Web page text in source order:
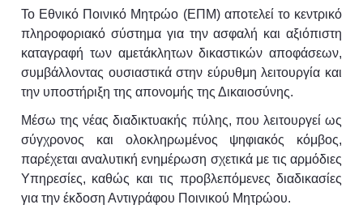
Το Εθνικό Ποινικό Μητρώο (EΠΜ) αποτελεί το κεντρικό
πληροφοριακό σύστημα για την ασφαλή και αξιόπιστη
καταγραφή των αμετάκλητων δικαστικών αποφάσεων,
συμβάλλοντας ουσιαστικά στην εύρυθμη λειτουργία και
την υποστήριξη της απονομής της Δικαιοσύνης.
Μέσω της νέας διαδικτυακής πύλης, που λειτουργεί ως
σύγχρονος και ολοκληρωμένος ψηφιακός κόμβος,
παρέχεται αναλυτική ενημέρωση σχετικά με τις αρμόδιες
Υπηρεσίες, καθώς και τις προβλεπόμενες διαδικασίες
για την έκδοση Αντιγράφου Ποινικού Μητρώου.